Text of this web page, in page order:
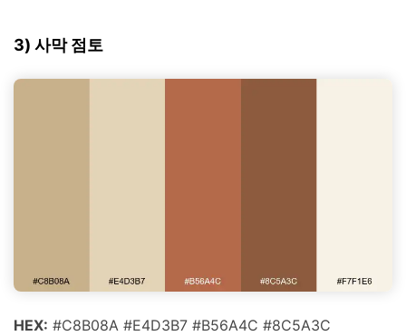
3) 사막 점토
HEX: #C8B08A #E4D3B7 #B56A4C #8C5A3C